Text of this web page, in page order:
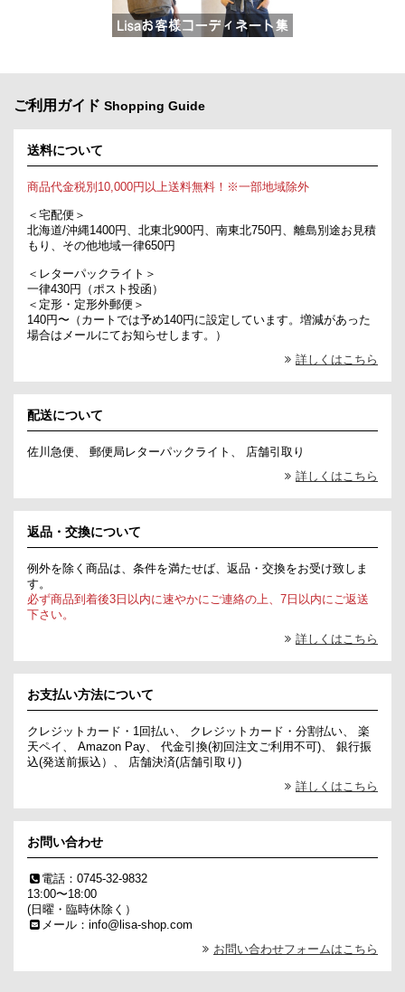
ご利用ガイド Shopping Guide
送料について
商品代金税別10,000円以上送料無料！※一部地域除外
＜宅配便＞
北海道/沖縄1400円、北東北900円、南東北750円、離島別途お見積
もり、その他地域一律650円
＜レターパックライト＞
一律430円（ポスト投函）
＜定形・定形外郵便＞
140円〜（カートでは予め140円に設定しています。増減があった
場合はメールにてお知らせします。）
詳しくはこちら
配送について
佐川急便、 郵便局レターパックライト、 店舗引取り
詳しくはこちら
返品・交換について
例外を除く商品は、条件を満たせば、返品・交換をお受け致しま
す。
必ず商品到着後3日以内に速やかにご連絡の上、7日以内にご返送
下さい。
詳しくはこちら
お支払い方法について
クレジットカード・1回払い、 クレジットカード・分割払い、 楽
天ペイ、 Amazon Pay、 代金引換(初回注文ご利用不可)、 銀行振
込(発送前振込）、 店舗決済(店舗引取り)
詳しくはこちら
お問い合わせ
電話：0745-32-9832
13:00〜18:00
(日曜・臨時休除く）
メール：info@lisa-shop.com
お問い合わせフォームはこちら